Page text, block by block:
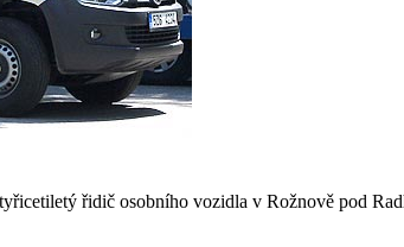
řidič osobního vozidla v Rožnově pod